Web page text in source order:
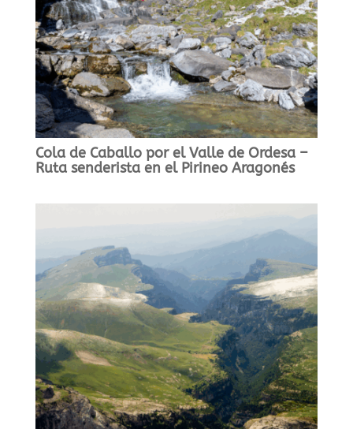
Cola de Caballo por el Valle de Ordesa –
Ruta senderista en el Pirineo Aragonés